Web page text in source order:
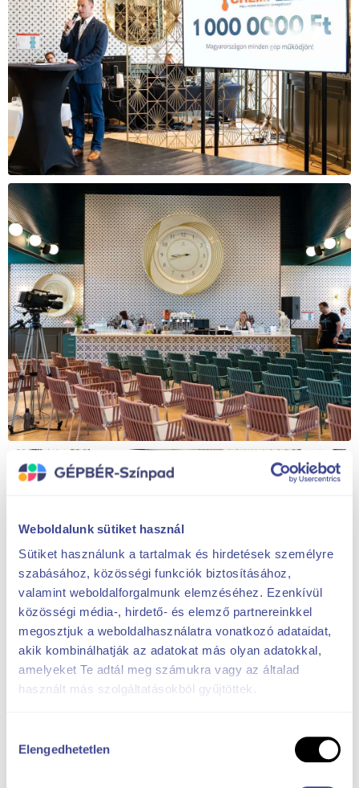
Weboldalunk sütiket használ
Sütiket használunk a tartalmak és hirdetések személyre
szabásához, közösségi funkciók biztosításához,
valamint weboldalforgalmunk elemzéséhez. Ezenkívül
közösségi média-, hirdető- és elemző partnereinkkel
megosztjuk a weboldalhasználatra vonatkozó adataidat,
akik kombinálhatják az adatokat más olyan adatokkal,
amelyeket Te adtál meg számukra vagy az általad
használt más szolgáltatásokból gyűjtöttek.
kiválasztása
Elengedhetetlen